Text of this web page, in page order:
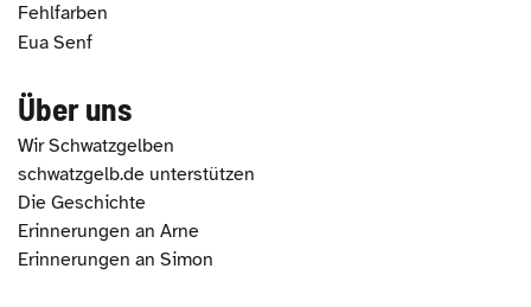
Fehlfarben
Eua Senf
Über uns
Wir Schwatzgelben
schwatzgelb.de unterstützen
Die Geschichte
Erinnerungen an Arne
Erinnerungen an Simon